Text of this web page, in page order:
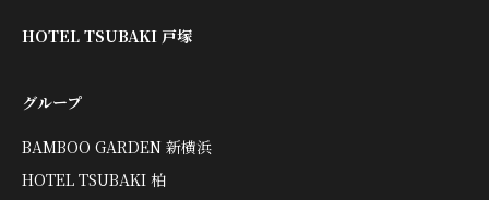
HOTEL TSUBAKI 戸塚
グループ
BAMBOO GARDEN 新横浜
HOTEL TSUBAKI 柏